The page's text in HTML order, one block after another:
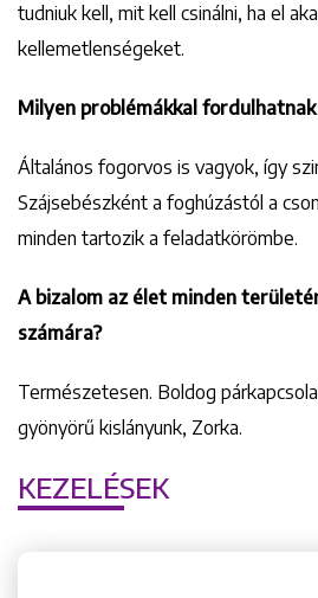
tudniuk kell, mit kell csinálni, ha el
kellemetlenségeket.
Milyen problémákkal fordulhatnak
Általános fogorvos is vagyok, így
Szájsebészként a foghúzástól a
minden tartozik a feladatkörömbe.
A bizalom az élet minden
számára?
Természetesen. Boldog
gyönyörű kislányunk, Zorka.
KEZELÉSEK